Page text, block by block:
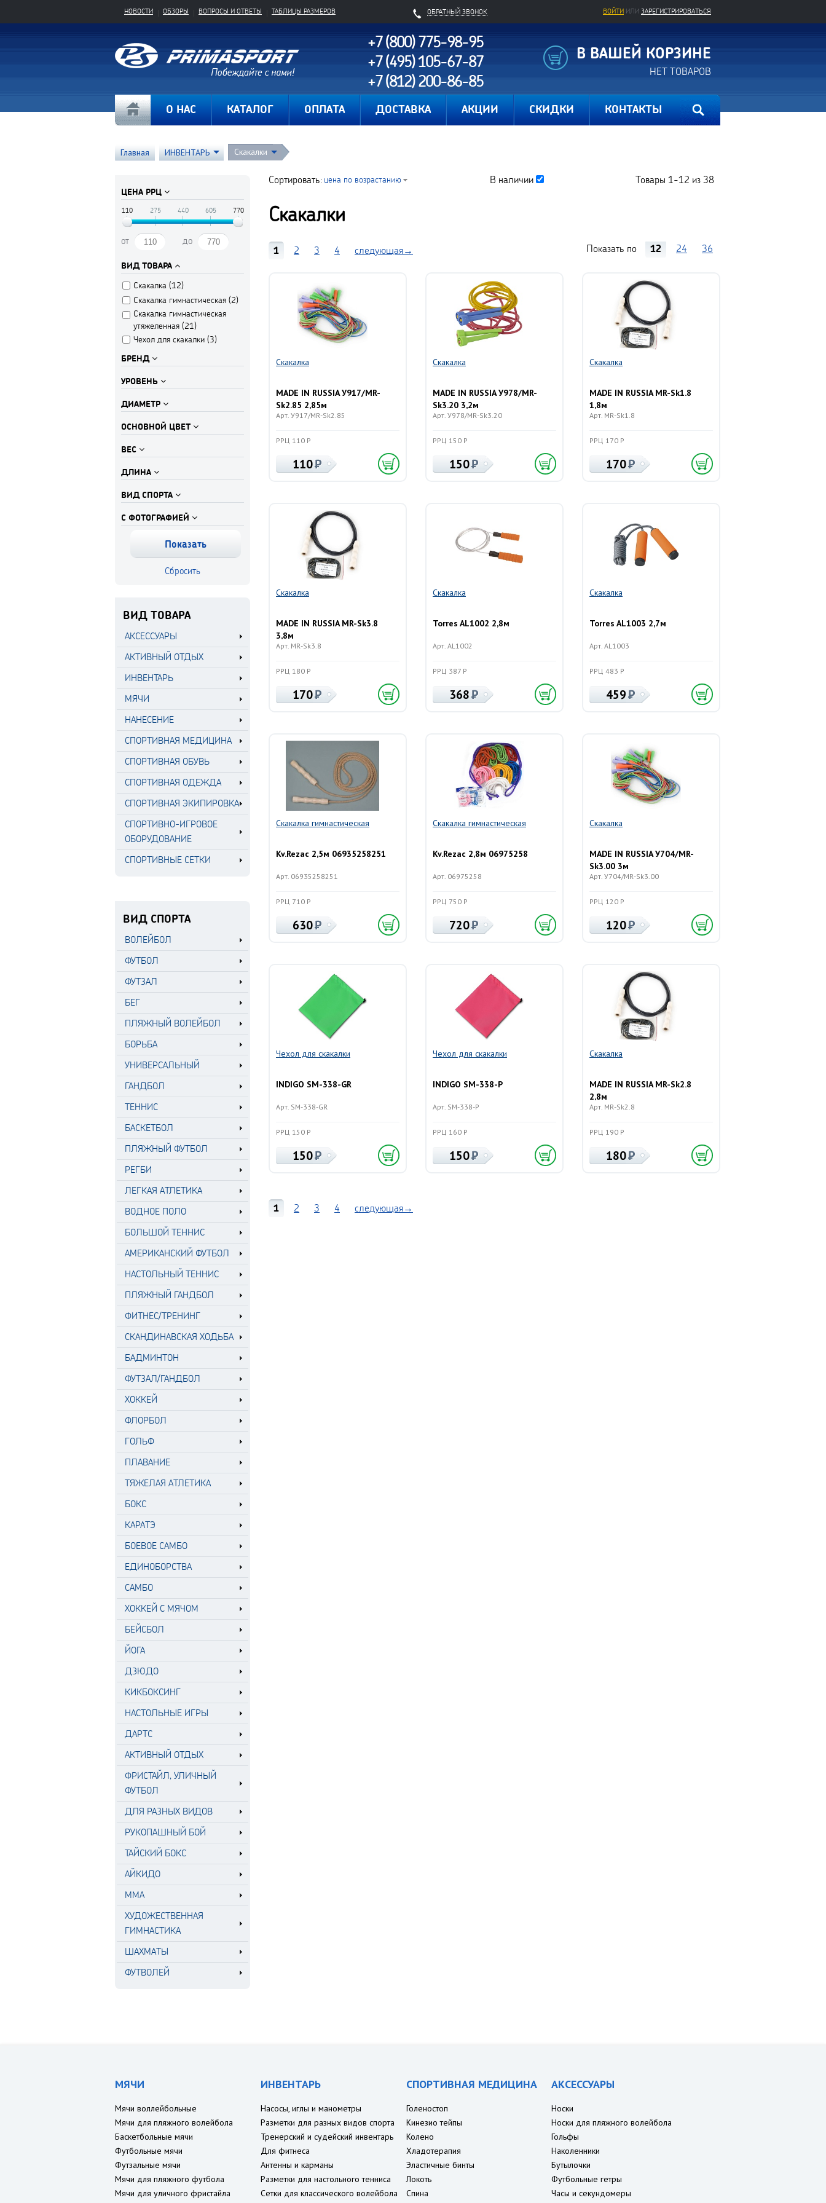
ОБРАТНЫЙ ЗВОНОК ВОЙТИ ИЛИ ЗАРЕГИСТРИРОВАТЬСЯ
НОВОСТИ ОБЗОРЫ ВОПРОСЫ И ОТВЕТЫ ТАБЛИЦЫ РАЗМЕРОВ
+7 (800) 775-98-95
+7 (495) 105-67-87
+7 (812) 200-86-85
В ВАШЕЙ КОРЗИНЕ
НЕТ ТОВАРОВ
О НАС КАТАЛОГ ОПЛАТА ДОСТАВКА АКЦИИ СКИДКИ КОНТАКТЫ
Главная ИНВЕНТАРЬ Скакалки
ЦЕНА РРЦ
110 275 440 605 770
от до
ВИД ТОВАРА
Скакалка (12)
Скакалка гимнастическая (2)
Скакалка гимнастическая
утяжеленная (21)
Чехол для скакалки (3)
БРЕНД
УРОВЕНЬ
ДИАМЕТР
ОСНОВНОЙ ЦВЕТ
ВЕС
ДЛИНА
ВИД СПОРТА
С ФОТОГРАФИЕЙ
ВИД ТОВАРА
АКСЕССУАРЫ
АКТИВНЫЙ ОТДЫХ
ИНВЕНТАРЬ
МЯЧИ
НАНЕСЕНИЕ
СПОРТИВНАЯ МЕДИЦИНА
СПОРТИВНАЯ ОБУВЬ
СПОРТИВНАЯ ОДЕЖДА
СПОРТИВНАЯ ЭКИПИРОВКА
СПОРТИВНО-ИГРОВОЕ
ОБОРУДОВАНИЕ
СПОРТИВНЫЕ СЕТКИ
ВИД СПОРТА
ВОЛЕЙБОЛ
ФУТБОЛ
ФУТЗАЛ
БЕГ
ПЛЯЖНЫЙ ВОЛЕЙБОЛ
БОРЬБА
УНИВЕРСАЛЬНЫЙ
ГАНДБОЛ
ТЕННИС
БАСКЕТБОЛ
ПЛЯЖНЫЙ ФУТБОЛ
РЕГБИ
ЛЕГКАЯ АТЛЕТИКА
ВОДНОЕ ПОЛО
БОЛЬШОЙ ТЕННИС
АМЕРИКАНСКИЙ ФУТБОЛ
НАСТОЛЬНЫЙ ТЕННИС
ПЛЯЖНЫЙ ГАНДБОЛ
ФИТНЕС/ТРЕНИНГ
СКАНДИНАВСКАЯ ХОДЬБА
БАДМИНТОН
ФУТЗАЛ/ГАНДБОЛ
ХОККЕЙ
ФЛОРБОЛ
ГОЛЬФ
ПЛАВАНИЕ
ТЯЖЕЛАЯ АТЛЕТИКА
БОКС
КАРАТЭ
БОЕВОЕ САМБО
ЕДИНОБОРСТВА
САМБО
ХОККЕЙ С МЯЧОМ
БЕЙСБОЛ
ЙОГА
ДЗЮДО
КИКБОКСИНГ
НАСТОЛЬНЫЕ ИГРЫ
ДАРТС
АКТИВНЫЙ ОТДЫХ
ФРИСТАЙЛ, УЛИЧНЫЙ
ФУТБОЛ
ДЛЯ РАЗНЫХ ВИДОВ
РУКОПАШНЫЙ БОЙ
ТАЙСКИЙ БОКС
АЙКИДО
MMA
ХУДОЖЕСТВЕННАЯ
ГИМНАСТИКА
ШАХМАТЫ
ФУТВОЛЕЙ
В наличии
Сортировать: цена по возрастанию Товары 1-12 из 38
Скакалки
1 2 3 4 следующая→ Показать по 12 24 36
Скакалка
MADE IN RUSSIA У917/MR-
Sk2.85 2,85м
Арт. У917/MR-Sk2.85
РРЦ 110 Р
110
Скакалка
MADE IN RUSSIA У978/MR-
Sk3.20 3,2м
Арт. У978/MR-Sk3.20
РРЦ 150 Р
150
Скакалка
MADE IN RUSSIA MR-Sk1.8
1,8м
Арт. MR-Sk1.8
РРЦ 170 Р
170
Скакалка
MADE IN RUSSIA MR-Sk3.8
3,8м
Арт. MR-Sk3.8
РРЦ 180 Р
170
Скакалка
Torres AL1002 2,8м
Арт. AL1002
РРЦ 387 Р
368
Скакалка
Torres AL1003 2,7м
Арт. AL1003
РРЦ 483 Р
459
Скакалка гимнастическая
Kv.Rezac 2,5м 06935258251
Арт. 06935258251
РРЦ 710 Р
630
Скакалка гимнастическая
Kv.Rezac 2,8м 06975258
Арт. 06975258
РРЦ 750 Р
720
Скакалка
MADE IN RUSSIA У704/MR-
Sk3.00 3м
Арт. У704/MR-Sk3.00
РРЦ 120 Р
120
Чехол для скакалки
INDIGO SM-338-GR
Арт. SM-338-GR
РРЦ 150 Р
150
Чехол для скакалки
INDIGO SM-338-P
Арт. SM-338-P
РРЦ 160 Р
150
Скакалка
MADE IN RUSSIA MR-Sk2.8
2,8м
Арт. MR-Sk2.8
РРЦ 190 Р
180
1 2 3 4 следующая→
МЯЧИ
Мячи воллейбольные
Мячи для пляжного волейбола
Баскетбольные мячи
Футбольные мячи
Футзальные мячи
Мячи для пляжного футбола
Мячи для уличного фристайла
ИНВЕНТАРЬ
Насосы, иглы и манометры
Разметки для разных видов спорта
Тренерский и судейский инвентарь
Для фитнеса
Антенны и карманы
Разметки для настольного тенниса
Сетки для классического волейбола
СПОРТИВНАЯ МЕДИЦИНА
Голеностоп
Кинезио тейпы
Колено
Хладотерапия
Эластичные бинты
Локоть
Спина
АКСЕССУАРЫ
Носки
Носки для пляжного волейбола
Гольфы
Наколенники
Бутылочки
Футбольные гетры
Часы и секундомеры